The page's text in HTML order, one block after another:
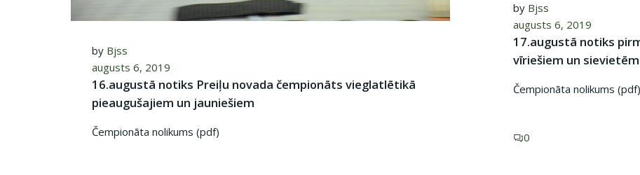
by Bjss
augusts 6, 2019
16.augustā notiks Preiļu novada čempionāts vieglatlētikā
pieaugušajiem un jauniešiem
Čempionāta nolikums (pdf)
by Bjss
augusts 6, 2019
17.augustā notiks
vīriešiem un sievietēm
Čempionāta nolikums (pdf)
0